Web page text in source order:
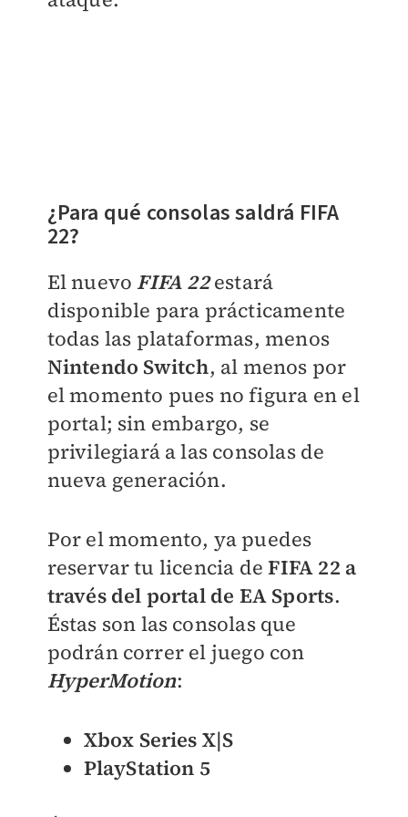
¿Para qué consolas saldrá FIFA
22?
El nuevo FIFA 22estará
disponible para prácticamente
todas las plataformas, menos
Nintendo Switch, al menos por
el momento pues no figura en el
portal; sin embargo, se
privilegiará a las consolas de
nueva generación.
Por el momento, ya puedes
reservar tu licencia deFIFA 22 a
través del portal de EA Sports.
Éstas son las consolas que
podrán correr el juego con
HyperMotion:
Xbox Series X|S
PlayStation 5